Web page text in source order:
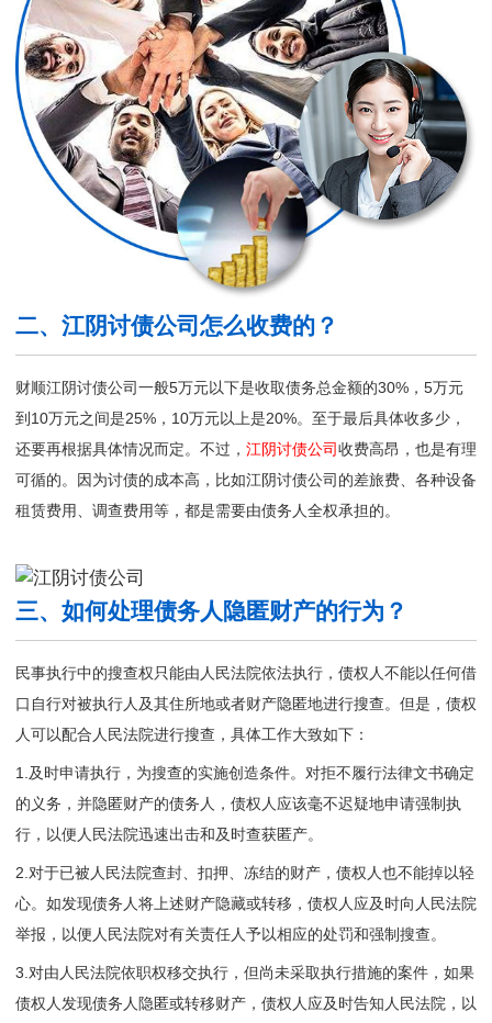
二、江阴讨债公司怎么收费的？
财顺江阴讨债公司一般5万元以下是收取债务总金额的30%，5万元
到10万元之间是25%，10万元以上是20%。至于最后具体收多少，
还要再根据具体情况而定。不过， 江阴讨债公司收费高昂，也是有理
可循的。因为讨债的成本高，比如江阴讨债公司的差旅费、各种设备
租赁费用、调查费用等，都是需要由债务人全权承担的。
三、如何处理债务人隐匿财产的行为？
民事执行中的搜查权只能由人民法院依法执行，债权人不能以任何借
口自行对被执行人及其住所地或者财产隐匿地进行搜查。但是，债权
人可以配合人民法院进行搜查，具体工作大致如下：
1.及时申请执行，为搜查的实施创造条件。对拒不履行法律文书确定
的义务，并隐匿财产的债务人，债权人应该毫不迟疑地申请强制执
行，以便人民法院迅速出击和及时查获匿产。
2.对于已被人民法院查封、扣押、冻结的财产，债权人也不能掉以轻
心。如发现债务人将上述财产隐藏或转移，债权人应及时向人民法院
举报，以便人民法院对有关责任人予以相应的处罚和强制搜查。
3.对由人民法院依职权移交执行，但尚未采取执行措施的案件，如果
债权人发现债务人隐匿或转移财产，债权人应及时告知人民法院，以